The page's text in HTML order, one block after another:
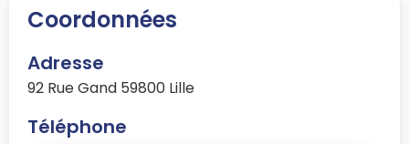
Coordonnées
Adresse
92 Rue Gand 59800 Lille
Téléphone